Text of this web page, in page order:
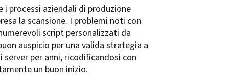
processi aziendali di produzione
la scansione. I problemi noti con
script personalizzati da
auspicio per una valida strategia a
per anni, ricodificandosi con
un buon inizio.